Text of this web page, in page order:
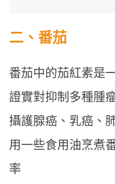
二、番茄
番茄中的茄紅素是
證實對抑制多種腫
攝護腺癌、乳癌、
用一些食用油烹煮
率